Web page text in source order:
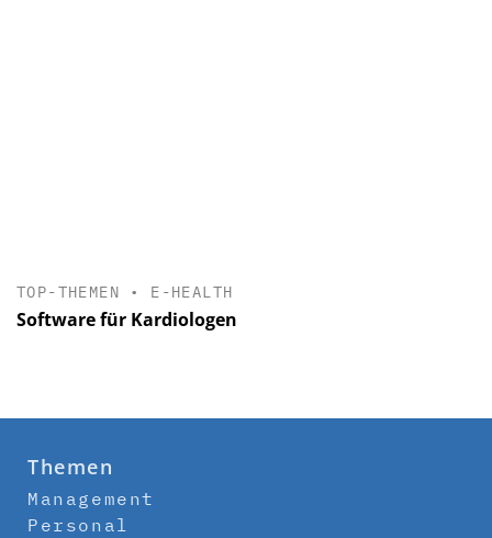
TOP-THEMEN • E-HEALTH
Software für Kardiologen
Themen
Management
Personal